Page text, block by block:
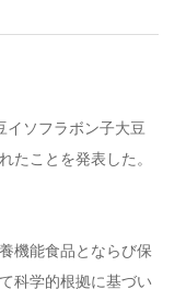
イソフラボン子大豆
たことを発表した。
機能食品とならび保
科学的根拠に基づい